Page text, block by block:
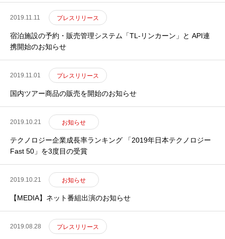
2019.11.11 プレスリリース
宿泊施設の予約・販売管理システム「TL-リンカーン」と API連
携開始のお知らせ
2019.11.01 プレスリリース
国内ツアー商品の販売を開始のお知らせ
2019.10.21 お知らせ
テクノロジー企業成長率ランキング 「2019年日本テクノロジー
Fast 50」を3度目の受賞
2019.10.21 お知らせ
【MEDIA】ネット番組出演のお知らせ
2019.08.28 プレスリリース